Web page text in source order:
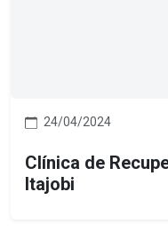
24/04/2024
Clínica de
Itajobi